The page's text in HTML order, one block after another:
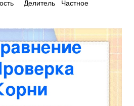
Делитель Частное